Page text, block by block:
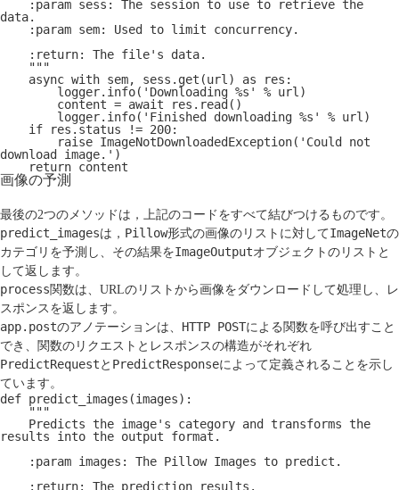
data.
:param sem: Used to limit concurrency.
:return: The file's data.
"""
async with sem, sess.get(url) as res:
logger.info('Downloading %s' % url)
content = await res.read()
logger.info('Finished downloading %s' % url)
if res.status != 200:
download image.')
return content
画像の予測
最後の2つのメソッドは，上記のコードをすべて結びつけるものです。
predict_imagesは， Pillow形式の画像のリストに対してImageNetの
カテゴリを予測し、その結果をImageOutputオブジェクトのリストと
して返します。
process関数は、URLのリストから画像をダウンロードして処理し、レ
スポンスを返します。
app.postのアノテーションは、 HTTP POSTによる関数を呼び出すこと
でき、関数のリクエストとレスポンスの構造がそれぞれ
PredictRequest と PredictResponseによって定義されることを示し
ています。
def predict_images(images):
"""
results into the output format.
:param images: The Pillow Images to predict.
:return: The prediction results.